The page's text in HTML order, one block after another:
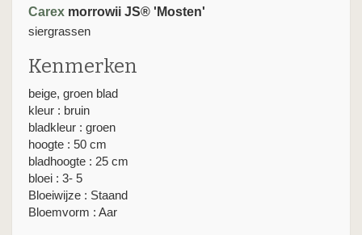
Carex morrowii JS® 'Mosten'
siergrassen
Kenmerken
beige, groen blad
kleur : bruin
bladkleur : groen
hoogte : 50 cm
bladhoogte : 25 cm
bloei : 3- 5
Bloeiwijze : Staand
Bloemvorm : Aar